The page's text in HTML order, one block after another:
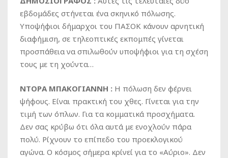
εβδομάδες στήνεται ένα σκηνικό πόλωσης.
Υποψήφιοι δήμαρχοι του ΠΑΣΟΚ κάνουν αρνητική
διαφήμιση, σε τηλεοπτικές εκπομπές γίνεται
προσπάθεια να σπιλωθούν υποψήφιοι για τη σχέση
τους με τη χούντα…
ΝΤΟΡΑ ΜΠΑΚΟΓΙΑΝΝΗ : Η πόλωση δεν φέρνει
ψήφους. Είναι πρακτική του χθες. Γίνεται για την
τιμή των όπλων. Για τα κομματικά προσχήματα.
Δεν σας κρύβω ότι όλα αυτά με ενοχλούν πάρα
πολύ. Ρίχνουν το επίπεδο του προεκλογικού
αγώνα. Ο κόσμος σήμερα κρίνεί για το «Αύριο». Δεν